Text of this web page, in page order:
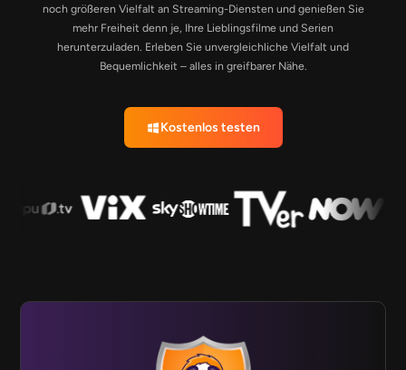
noch größeren Vielfalt an Streaming-Diensten und genießen Sie
mehr Freiheit denn je, Ihre Lieblingsfilme und Serien
herunterzuladen. Erleben Sie unvergleichliche Vielfalt und
Bequemlichkeit – alles in greifbarer Nähe.
Kostenlos testen